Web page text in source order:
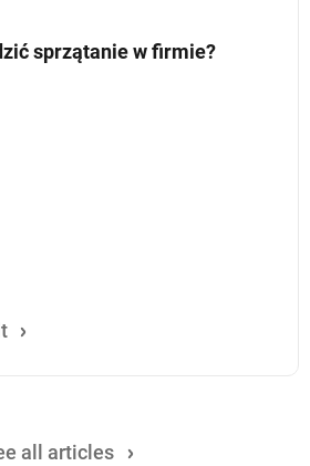
sprzątanie w firmie?
all articles